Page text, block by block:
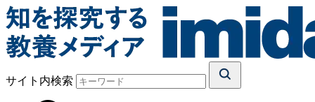
サイト内検索